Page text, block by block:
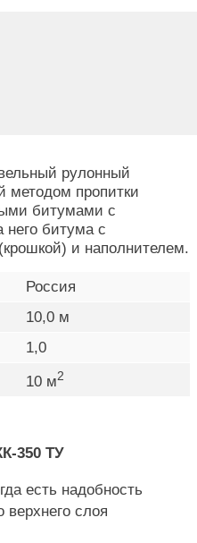
Россия
10,0 м
1,0
10 м2
рулонный
методом пропитки
битумами с
битума с
и наполнителем.
350 ТУ
есть надобность
верхнего слоя